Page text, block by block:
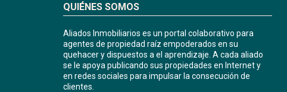
QUIÉNES SOMOS
Aliados Inmobiliarios es un portal colaborativo para
agentes de propiedad raíz empoderados en su
quehacer y dispuestos a el aprendizaje. A cada aliado
se le apoya publicando sus propiedades en Internet y
en redes sociales para impulsar la consecución de
clientes.